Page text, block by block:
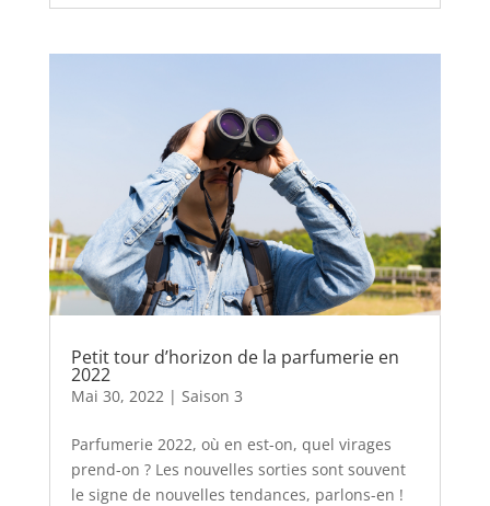
Petit tour d’horizon de la parfumerie en
2022
Mai 30, 2022| Saison 3
Parfumerie 2022, où en est-on, quel virages
prend-on ? Les nouvelles sorties sont souvent
le signe de nouvelles tendances, parlons-en !